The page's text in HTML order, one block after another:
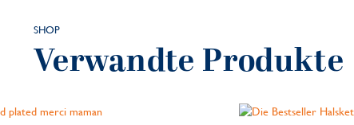
SHOP
Verwandte Produkte